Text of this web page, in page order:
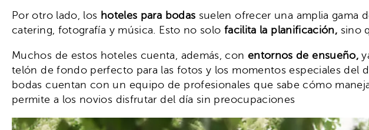
Por otro lado, los hoteles para bodas suelen ofrecer una amplia gama
catering, fotografía y música. Esto no solo facilita la planificación, sino
Muchos de estos hoteles cuenta, además, con entornos de ensueño,
telón de fondo perfecto para las fotos y los momentos especiales del
bodas cuentan con un equipo de profesionales que sabe cómo
permite a los novios disfrutar del día sin preocupaciones